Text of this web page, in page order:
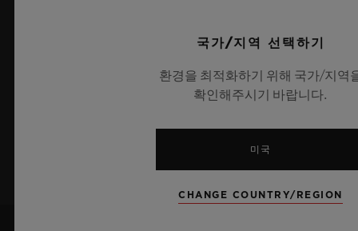
최신 정보를 수신하겠습니다.
최신 위블로 뉴스를 업데이트 받겠습니다.
국가/지역 선택하기
환경을 최적화하기 위해 국가/지역
확인해주시기 바랍니다.
미국
CHANGE COUNTRY/REGION